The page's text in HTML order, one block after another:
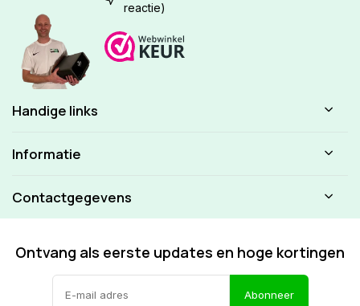
reactie)
Handige links
Informatie
Contactgegevens
Ontvang als eerste updates en hoge kortingen
Abonneer